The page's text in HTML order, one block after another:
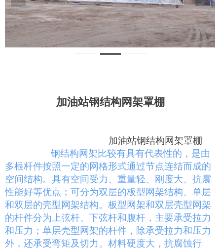
加油站钢结构网架罩棚
加油站钢结构网架罩棚
钢结构网架比较有具有代表性的，是由
多根杆件按照一定的网格形式通过节点连结而成的
空间结构。具有空间受力、重量轻、刚度大、抗震
性能好等优点；可分为双层的板型网架结构、单层
和双层的壳型网架结构。板型网架和双层壳型网架
的杆件分为上弦杆、下弦杆和腹杆，主要承受拉力
和压力；单层壳型网架的杆件，除承受拉力和压力
外，还承受弯矩及切力。材料硬度大，抗腐蚀行